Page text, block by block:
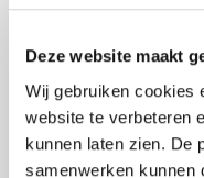
Deze website maakt
Wij gebruiken cookies
website te verbeteren
kunnen laten zien. De
samenwerken kunnen
r
i
m
Meest
Goedkoopste